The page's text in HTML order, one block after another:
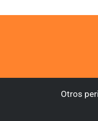
Otros